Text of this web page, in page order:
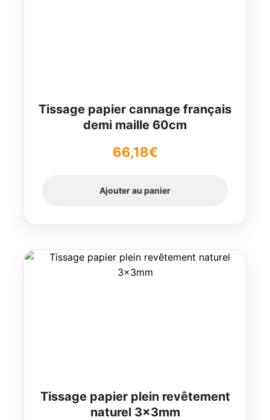
Tissage papier cannage français
demi maille 60cm
66,18€
Ajouter au panier
Tissage papier plein revêtement
naturel 3x3mm